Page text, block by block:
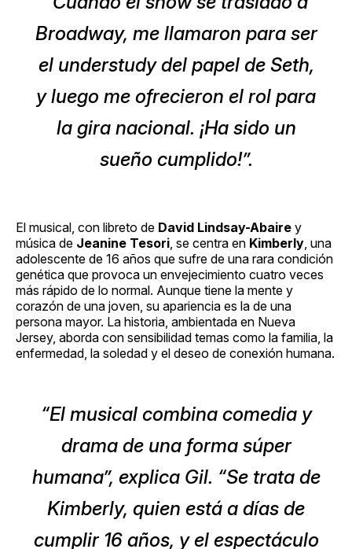
Broadway, me llamaron para ser
el understudydel papel de Seth,
y luego me ofrecieron el rol para
la gira nacional. ¡Ha sido un
sueño cumplido!”.
El musical, con libreto de David Lindsay-Abaire y
música de Jeanine Tesori , se centra en Kimberly , una
adolescente de 16 años que sufre de una rara condición
genética que provoca un envejecimiento cuatro veces
más rápido de lo normal. Aunque tiene la mente y
corazón de una joven, su apariencia es la de una
persona mayor. La historia, ambientada en Nueva
Jersey, aborda con sensibilidad temas como la familia, la
enfermedad, la soledad y el deseo de conexión humana.
“El musical combina comedia y
drama de una forma súper
humana”, explica Gil. “Se trata de
Kimberly, quien está a días de
cumplir 16 años, y el espectáculo